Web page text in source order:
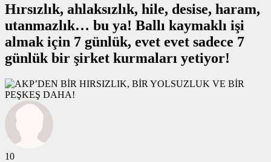
Hırsızlık, ahlaksızlık, hile, desise, haram,
utanmazlık… bu ya! Ballı kaymaklı işi
almak için 7 günlük, evet evet sadece 7
günlük bir şirket kurmaları yetiyor!
10